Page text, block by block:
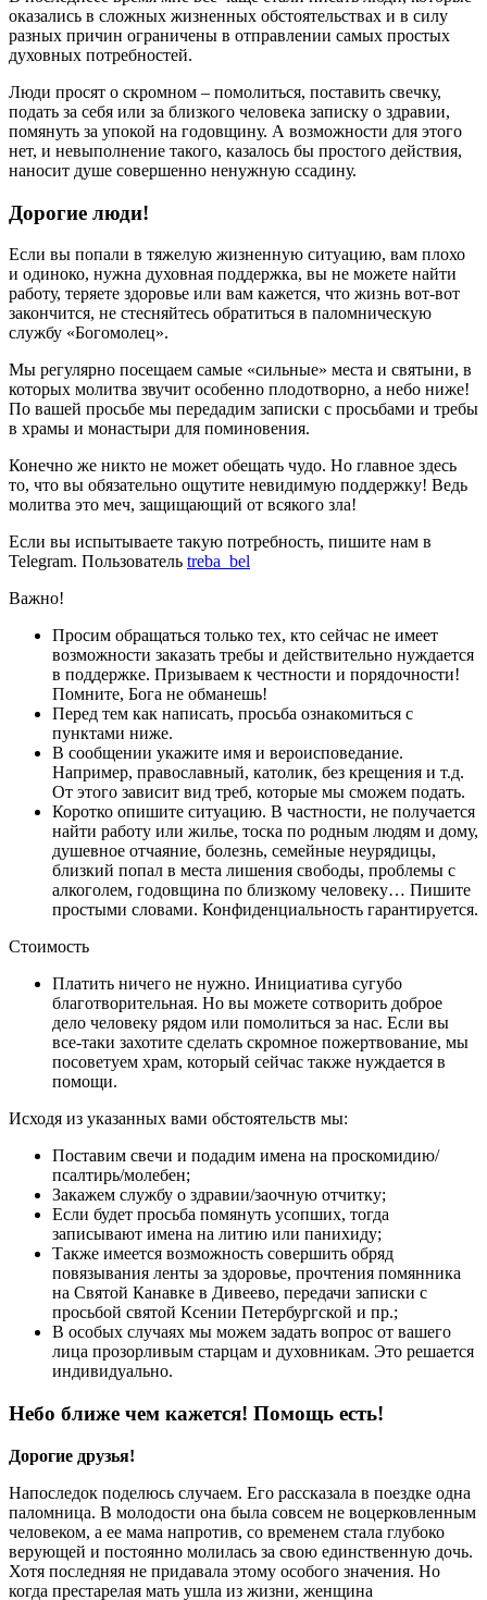
оказались в сложных жизненных обстоятельствах и в силу
разных причин ограничены в отправлении самых простых
духовных потребностей.
Люди просят о скромном – помолиться, поставить свечку,
подать за себя или за близкого человека записку о здравии,
помянуть за упокой на годовщину. А возможности для этого
нет, и невыполнение такого, казалось бы простого действия,
наносит душе совершенно ненужную ссадину.
Дорогие люди!
Если вы попали в тяжелую жизненную ситуацию, вам плохо
и одиноко, нужна духовная поддержка, вы не можете найти
работу, теряете здоровье или вам кажется, что жизнь вот-вот
закончится, не стесняйтесь обратиться в паломническую
службу «Богомолец».
Мы регулярно посещаем самые «сильные» места и святыни, в
которых молитва звучит особенно плодотворно, а небо ниже!
По вашей просьбе мы передадим записки с просьбами и требы
в храмы и монастыри для поминовения.
Конечно же никто не может обещать чудо. Но главное здесь
то, что вы обязательно ощутите невидимую поддержку! Ведь
молитва это меч, защищающий от всякого зла!
Если вы испытываете такую потребность, пишите нам в
Telegram. Пользователь treba_bel
Важно!
Просим обращаться только тех, кто сейчас не имеет
возможности заказать требы и действительно нуждается
в поддержке. Призываем к честности и порядочности!
Помните, Бога не обманешь!
Перед тем как написать, просьба ознакомиться с
пунктами ниже.
В сообщении укажите имя и вероисповедание.
Например, православный, католик, без крещения и т.д.
От этого зависит вид треб, которые мы сможем подать.
Коротко опишите ситуацию. В частности, не получается
найти работу или жилье, тоска по родным людям и дому,
душевное отчаяние, болезнь, семейные неурядицы,
близкий попал в места лишения свободы, проблемы с
алкоголем, годовщина по близкому человеку… Пишите
простыми словами. Конфиденциальность гарантируется.
Стоимость
Платить ничего не нужно. Инициатива сугубо
благотворительная. Но вы можете сотворить доброе
дело человеку рядом или помолиться за нас. Если вы
все-таки захотите сделать скромное пожертвование, мы
посоветуем храм, который сейчас также нуждается в
помощи.
Исходя из указанных вами обстоятельств мы:
Поставим свечи и подадим имена на проскомидию/
псалтирь/молебен;
Закажем службу о здравии/заочную отчитку;
Если будет просьба помянуть усопших, тогда
записывают имена на литию или панихиду;
Также имеется возможность совершить обряд
повязывания ленты за здоровье, прочтения помянника
на Святой Канавке в Дивеево, передачи записки с
просьбой святой Ксении Петербургской и пр.;
В особых случаях мы можем задать вопрос от вашего
лица прозорливым старцам и духовникам. Это решается
индивидуально.
Небо ближе чем кажется! Помощь есть!
Дорогие друзья!
Напоследок поделюсь случаем. Его рассказала в поездке одна
паломница. В молодости она была совсем не воцерковленным
человеком, а ее мама напротив, со временем стала глубоко
верующей и постоянно молилась за свою единственную дочь.
Хотя последняя не придавала этому особого значения. Но
когда престарелая мать ушла из жизни, женщина